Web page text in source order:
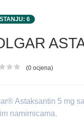
6
proizvoda
(0 ocjena)
Astaksantin 5 mg
namirnicama.